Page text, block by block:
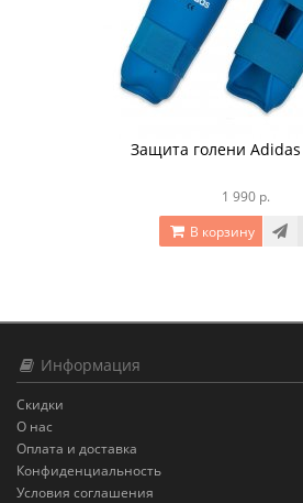
Защита голени
1 990 р.
В корзину
Информация
Скидки
О нас
Оплата и доставка
Конфиденциальность
Условия соглашения